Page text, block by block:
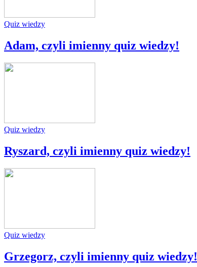
Quiz wiedzy
Adam, czyli imienny quiz wiedzy!
Quiz wiedzy
Ryszard, czyli imienny quiz wiedzy!
Quiz wiedzy
Grzegorz, czyli imienny quiz wiedzy!